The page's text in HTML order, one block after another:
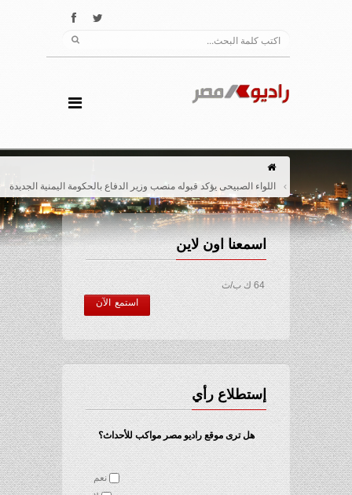
اللواء الصبيحى يؤكد قبوله منصب وزير الدفاع بالحكومة اليمنية الجديدة
اسمعنا اون لاين
64 ك ب/ث
استمع الآن
إستطلاع رأي
هل ترى موقع راديو مصر مواكب للأحداث؟
نعم